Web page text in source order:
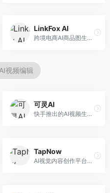
LinkFox AI
跨境电商AI商品图生成工具。面向跨境电商卖家，支持多语言商品图生成、模特替换、场景优化等服务，适配海外电商平台需求。
AI视频编辑
可灵AI
快手推出的AI视频生成平台，支持文生视频和图生视频，可生成长达2分钟的高质量视频内容。面向短视频创作者和营销人员，操作简便，生成效果逼真，适合商业推广和创意表达。
TapNow
AI视觉内容创作平台，整合图像与视频生成能力。面向内容创作者，提供文生图、文生视频、智能编辑等服务，创作工具丰富，一站式体验便捷。